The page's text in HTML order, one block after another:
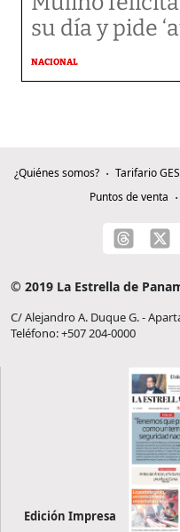
su día y pide
NACIONAL
¿Quiénes somos? Tarifario
Puntos de venta
© 2019 La Estrella de
C/ Alejandro A. Duque G. -
Teléfono: +507 204-0000
Edición Impresa